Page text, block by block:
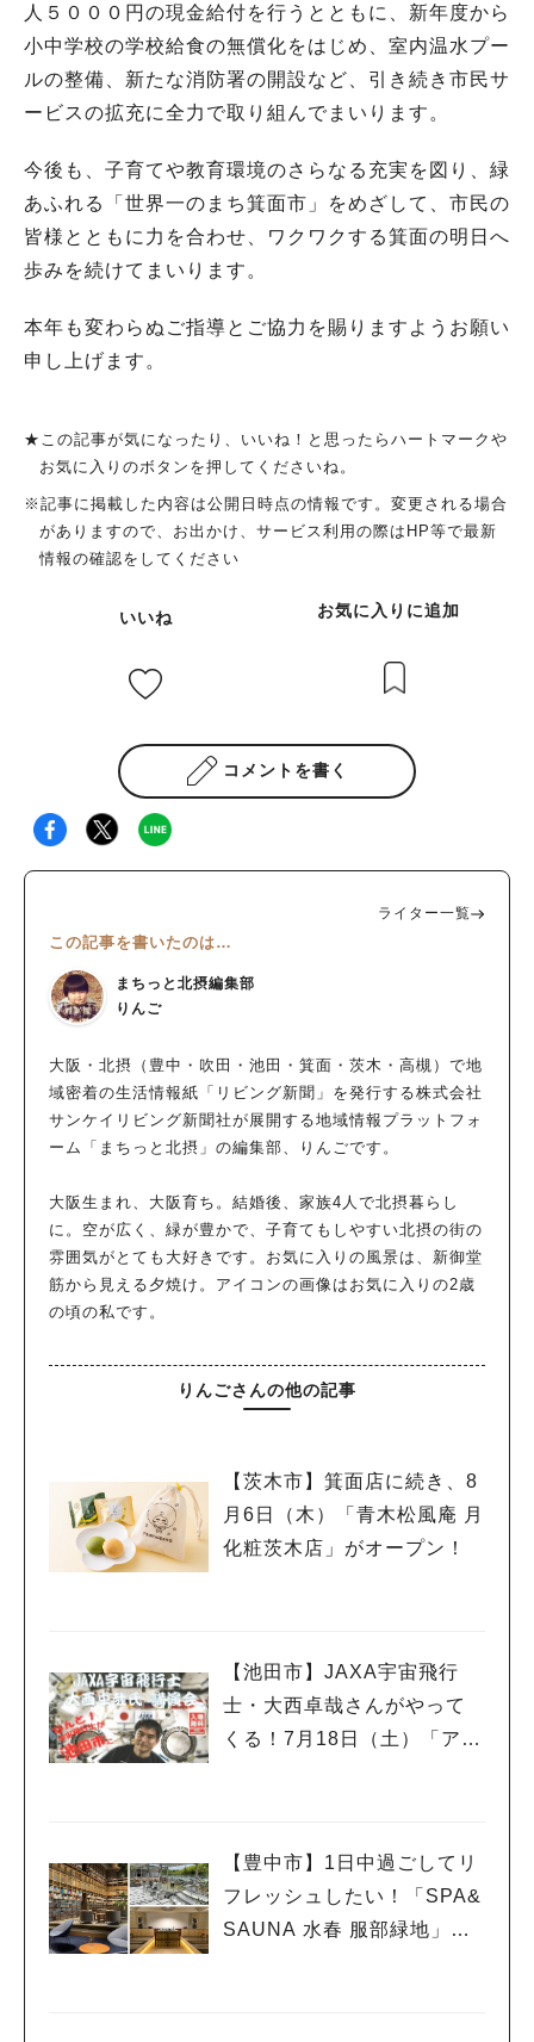
人５０００円の現金給付を行うとともに、新年度から
小中学校の学校給食の無償化をはじめ、室内温水プー
ルの整備、新たな消防署の開設など、引き続き市民サ
ービスの拡充に全力で取り組んでまいります。
今後も、子育てや教育環境のさらなる充実を図り、緑
あふれる「世界一のまち箕面市」をめざして、市民の
皆様とともに力を合わせ、ワクワクする箕面の明日へ
歩みを続けてまいります。
本年も変わらぬご指導とご協力を賜りますようお願い
申し上げます。
★この記事が気になったり、いいね！と思ったらハートマークや
お気に入りのボタンを押してくださいね。
※記事に掲載した内容は公開日時点の情報です。変更される場合
がありますので、お出かけ、サービス利用の際はHP等で最新
情報の確認をしてください
いいね お気に入りに追加
コメントを書く
ライター一覧
この記事を書いたのは…
まちっと北摂編集部
りんご
大阪・北摂（豊中・吹田・池田・箕面・茨木・高槻）で地
域密着の生活情報紙「リビング新聞」を発行する株式会社
サンケイリビング新聞社が展開する地域情報プラットフォ
ーム「まちっと北摂」の編集部、りんごです。
大阪生まれ、大阪育ち。結婚後、家族4人で北摂暮らし
に。空が広く、緑が豊かで、子育てもしやすい北摂の街の
雰囲気がとても大好きです。お気に入りの風景は、新御堂
筋から見える夕焼け。アイコンの画像はお気に入りの2歳
の頃の私です。
りんごさんの他の記事
【茨木市】箕面店に続き、8
月6日（木）「青木松風庵 月
化粧茨木店」がオープン！
【池田市】JAXA宇宙飛行
士・大西卓哉さんがやって
くる！7月18日（土）「アマ
【豊中市】1日中過ごしてリ
フレッシュしたい！「SPA&
SAUNA 水春 服部緑地」、